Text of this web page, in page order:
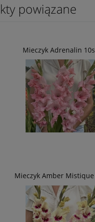
powiązane
Mieczyk Adrenalin
Mieczyk Amber